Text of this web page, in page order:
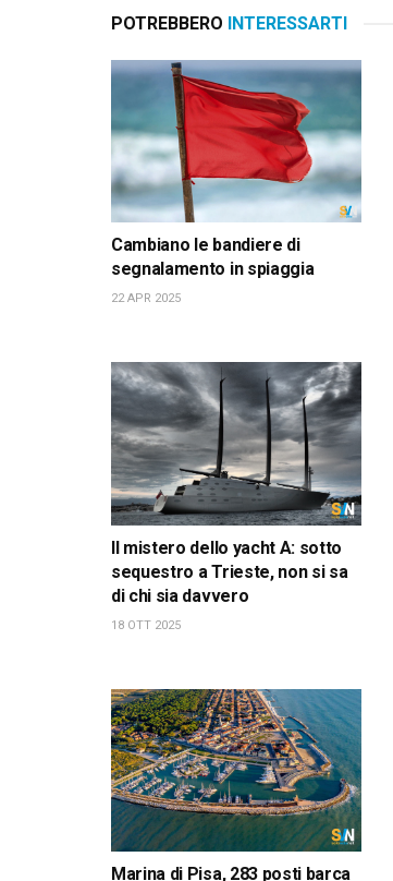
POTREBBERO INTERESSARTI
Cambiano le bandiere di
segnalamento in spiaggia
22 APR 2025
Il mistero dello yacht A: sotto
sequestro a Trieste, non si sa
di chi sia davvero
18 OTT 2025
Marina di Pisa, 283 posti barca